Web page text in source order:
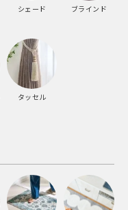
シェード ブラインド
タッセル